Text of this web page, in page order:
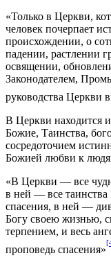
«Только в Церкви,
человек почерпает
происхождении, о
падении, растлении
освящении,
Законодателем,
руководства Церкви
В Церкви находится
Божие, Таинства,
сосредоточием
Божией любви к
«В Церкви — все
в ней — все
спасения, в ней —
Богу своею жизнью,
терпением, и весь
проповедь спасения»